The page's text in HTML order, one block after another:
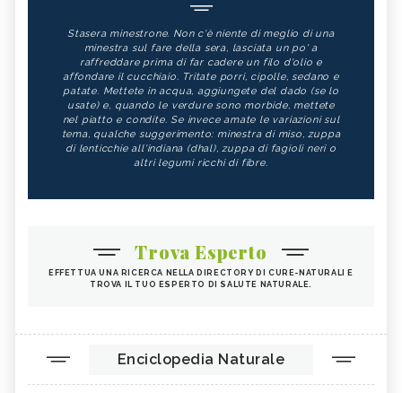
Stasera minestrone. Non c'è niente di meglio di una
minestra sul fare della sera, lasciata un po' a
raffreddare prima di far cadere un filo d'olio e
affondare il cucchiaio. Tritate porri, cipolle, sedano e
patate. Mettete in acqua, aggiungete del dado (se lo
usate) e, quando le verdure sono morbide, mettete
nel piatto e condite. Se invece amate le variazioni sul
tema, qualche suggerimento: minestra di miso, zuppa
di lenticchie all'indiana (dhal), zuppa di fagioli neri o
altri legumi ricchi di fibre.
Trova Esperto
EFFETTUA UNA RICERCA NELLA DIRECTORY DI CURE-NATURALI E
TROVA IL TUO ESPERTO DI SALUTE NATURALE.
Enciclopedia Naturale